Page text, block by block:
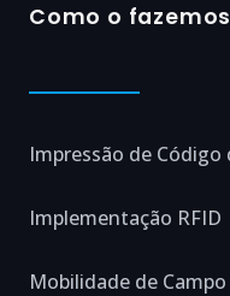
Como o fazemos
Impressão de Código
Implementação RFID
Mobilidade de Campo